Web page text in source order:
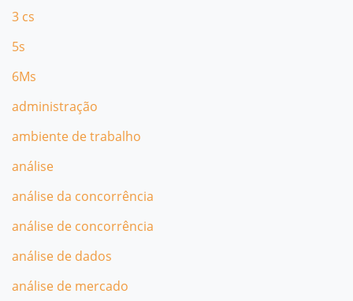
3 cs
5s
6Ms
administração
ambiente de trabalho
análise
análise da concorrência
análise de concorrência
análise de dados
análise de mercado